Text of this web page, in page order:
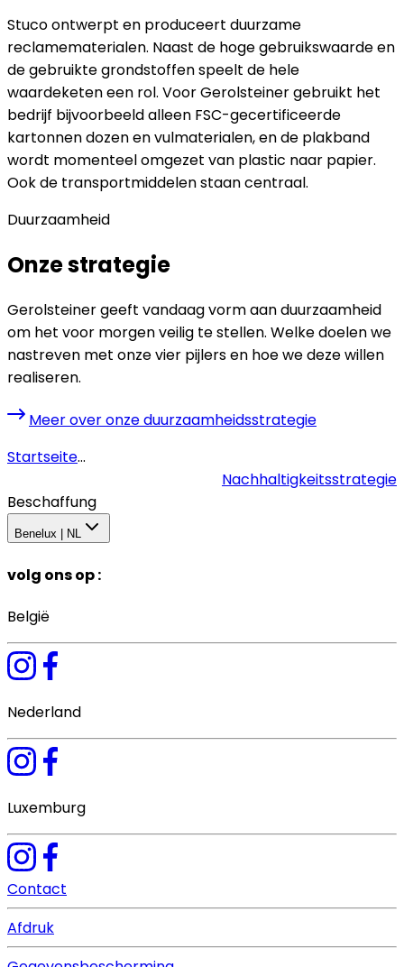
Stuco ontwerpt en produceert duurzame
reclamematerialen. Naast de hoge gebruikswaarde en
de gebruikte grondstoffen speelt de hele
waardeketen een rol. Voor Gerolsteiner gebruikt het
bedrijf bijvoorbeeld alleen FSC-gecertificeerde
kartonnen dozen en vulmaterialen, en de plakband
wordt momenteel omgezet van plastic naar papier.
Ook de transportmiddelen staan centraal.
Duurzaamheid
Onze strategie
Gerolsteiner geeft vandaag vorm aan duurzaamheid
om het voor morgen veilig te stellen. Welke doelen we
nastreven met onze vier pijlers en hoe we deze willen
realiseren.
Meer over onze duurzaamheidsstrategie
Startseite...
Nachhaltigkeitsstrategie
Beschaffung
Benelux | NL
volg ons op:
België
Nederland
Luxemburg
Contact
Afdruk